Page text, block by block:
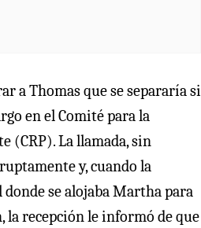
a Thomas que se separaría si
en el Comité para la
(CRP). La llamada, sin
y, cuando la
se alojaba Martha para
la recepción le informó de que